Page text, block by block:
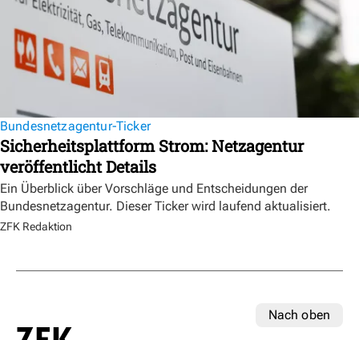
Bundesnetzagentur-Ticker
Sicherheitsplattform Strom: Netzagentur
veröffentlicht Details
Ein Überblick über Vorschläge und Entscheidungen der
Bundesnetzagentur. Dieser Ticker wird laufend aktualisiert.
ZFK Redaktion
Nach oben